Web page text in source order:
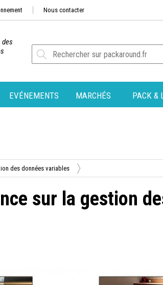
Nous contacter
EVÉNEMENTS MARCHÉS PACK &
des données variables
sur la gestion